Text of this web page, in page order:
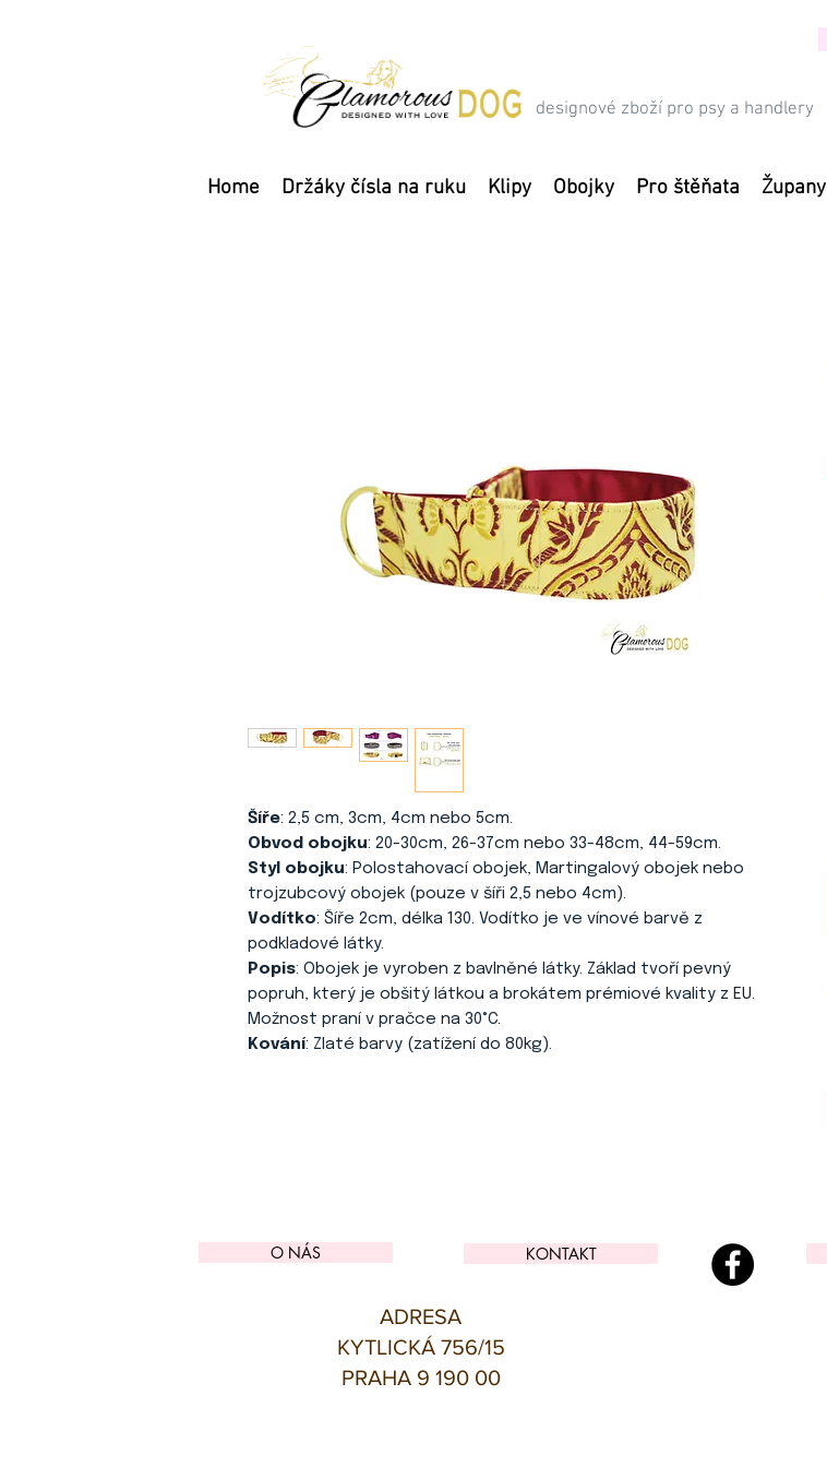
designové zboží pro psy a handlery
Home Držáky čísla na ruku Klipy Obojky Pro štěňata Župany
Šíře: 2,5 cm, 3cm, 4cm nebo 5cm.
Obvod obojku: 20-30cm, 26-37cm nebo 33-48cm, 44-59cm.
Styl obojku: Polostahovací obojek, Martingalový obojek nebo
trojzubcový obojek (pouze v šíři 2,5 nebo 4cm).
Vodítko: Šíře 2cm, délka 130. Vodítko je ve vínové barvě z
podkladové látky.
Popis: Obojek je vyroben z bavlněné látky. Základ tvoří pevný
popruh, který je obšitý látkou a brokátem prémiové kvality z EU.
Možnost praní v pračce na 30°C.
Kování: Zlaté barvy (zatížení do 80kg).
O NÁS KONTAKT
ADRESA
KYTLICKÁ 756/15
PRAHA 9 190 00